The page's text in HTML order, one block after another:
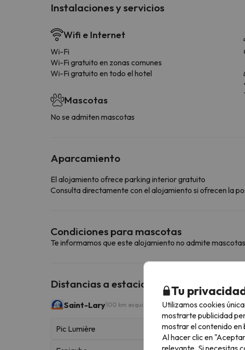
Instalaciones y servicios
Wifi e Internet
Wi-Fi
Wi-Fi gratuito en zonas comunes
Wi-Fi gratuito en todo el hotel
Mascotas
No se admiten mascotas
Aparcamiento
El alojamiento ofrece parking interior gratuito
Consulta directamente con el alojamiento si ofrecen la
Condiciones para mascotas
Te informamos que este alojamiento no admite
Distancias a estaciones de esquí
Saint-Lary100 km esquiables
Pic Lumière
Tu
Utilizamos cookies
mostrarte publicidad
mostrar el contenido en
Al hacer clic en
relevante. Si necesitas